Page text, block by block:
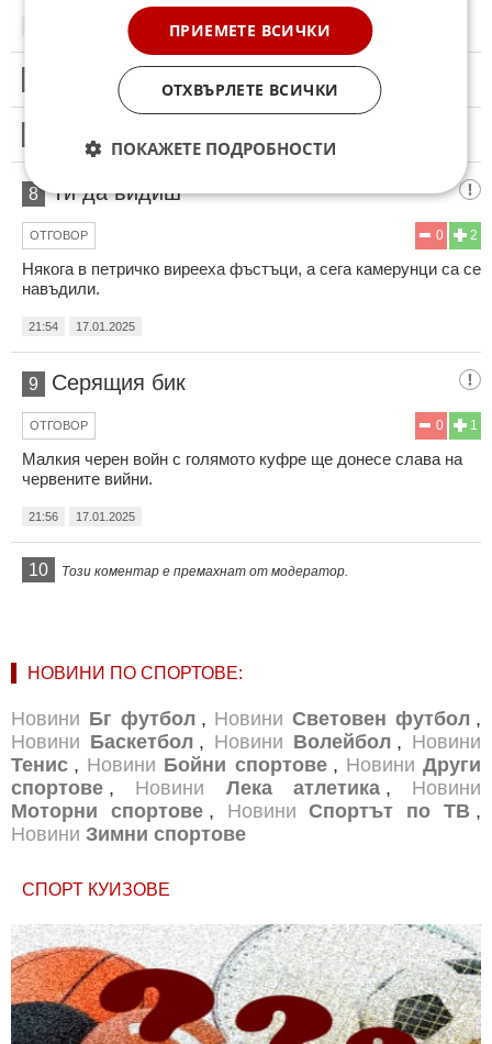
17.01.2025
Този коментар е премахнат от модератор.
8 Ти да видиш
2
0
ОТГОВОР
Някога в петричко вирееха фъстъци, а сега камерунци са се
навъдили.
21:54 17.01.2025
9 Серящия бик
1
0
ОТГОВОР
Малкия черен войн с голямото куфре ще донесе слава на
червените вийни.
21:56 17.01.2025
10 Този коментар е премахнат от модератор.
НОВИНИ ПО СПОРТОВЕ:
Новини Бг футбол , Новини Световен футбол ,
Новини Баскетбол , Новини Волейбол , Новини
Тенис , Новини Бойни спортове , Новини Други
спортове , Новини Лека атлетика , Новини
Моторни спортове , Новини Спортът по ТВ ,
Новини Зимни спортове
СПОРТ КУИЗОВЕ
ПРИЕМЕТЕ ВСИЧКИ
ОТХВЪРЛЕТЕ ВСИЧКИ
ПОКАЖЕТЕ ПОДРОБНОСТИ